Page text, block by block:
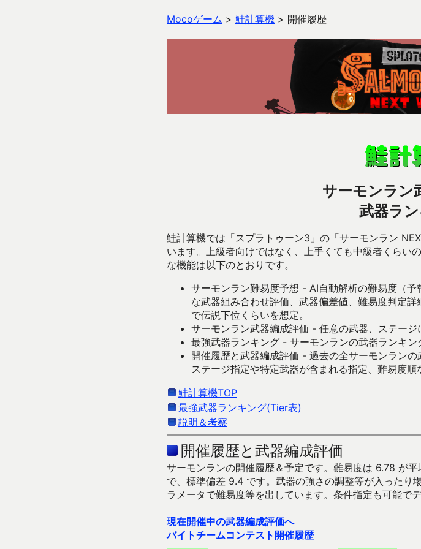
Mocoゲーム > 鮭計算機 > 開催履歴
サーモンラン
武器ラ
鮭計算機では「スプラトゥーン3」の「サーモンラン
います。上級者向けではなく、上手くても中級者くらい
な機能は以下のとおりです。
サーモンラン難易度予想 - AI自動解析の難易度（
な武器組み合わせ評価、武器偏差値、難易度判定
で伝説下位くらいを想定。
サーモンラン武器編成評価 - 任意の武器、ステージ
最強武器ランキング - サーモンランの武器ランキン
開催履歴と武器編成評価 - 過去の全サーモンラン
ステージ指定や特定武器が含まれる指定、難易度順
鮭計算機TOP
最強武器ランキング(Tier表)
説明＆考察
開催履歴と武器編成評価
サーモンランの開催履歴＆予定です。難易度は 6.78 が
で、標準偏差 9.4 です。武器の強さの調整等が入ったり
ラメータで難易度等を出しています。条件指定も可能で
現在開催中の武器編成評価へ
バイトチームコンテスト開催履歴